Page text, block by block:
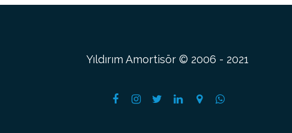
Yıldırım Amortisör © 2006 - 2021